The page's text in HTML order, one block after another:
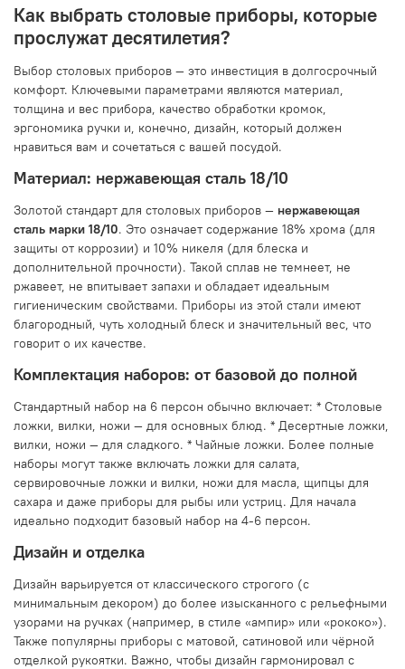
Как выбрать столовые приборы, которые
прослужат десятилетия?
Выбор столовых приборов — это инвестиция в долгосрочный
комфорт. Ключевыми параметрами являются материал,
толщина и вес прибора, качество обработки кромок,
эргономика ручки и, конечно, дизайн, который должен
нравиться вам и сочетаться с вашей посудой.
Материал: нержавеющая сталь 18/10
Золотой стандарт для столовых приборов — нержавеющая
сталь марки 18/10. Это означает содержание 18% хрома (для
защиты от коррозии) и 10% никеля (для блеска и
дополнительной прочности). Такой сплав не темнеет, не
ржавеет, не впитывает запахи и обладает идеальным
гигиеническим свойствами. Приборы из этой стали имеют
благородный, чуть холодный блеск и значительный вес, что
говорит о их качестве.
Комплектация наборов: от базовой до полной
Стандартный набор на 6 персон обычно включает: * Столовые
ложки, вилки, ножи — для основных блюд. * Десертные ложки,
вилки, ножи — для сладкого. * Чайные ложки. Более полные
наборы могут также включать ложки для салата,
сервировочные ложки и вилки, ножи для масла, щипцы для
сахара и даже приборы для рыбы или устриц. Для начала
идеально подходит базовый набор на 4-6 персон.
Дизайн и отделка
Дизайн варьируется от классического строгого (с
минимальным декором) до более изысканного с рельефными
узорами на ручках (например, в стиле «ампир» или «рококо»).
Также популярны приборы с матовой, сатиновой или чёрной
отделкой рукоятки. Важно, чтобы дизайн гармонировал с